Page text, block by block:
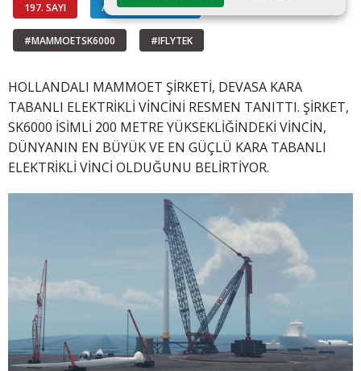
197. SAYI AKTÜEL TEKNOLOJİ
#MAMMOETSK6000 #IFLYTEK
HOLLANDALI MAMMOET ŞİRKETİ, DEVASA KARA
TABANLI ELEKTRİKLİ VİNCİNİ RESMEN TANITTI. ŞİRKET,
SK6000 İSİMLİ 200 METRE YÜKSEKLİĞİNDEKİ VİNCİN,
DÜNYANIN EN BÜYÜK VE EN GÜÇLÜ KARA TABANLI
ELEKTRİKLİ VİNCİ OLDUĞUNU BELİRTİYOR.